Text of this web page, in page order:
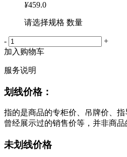
¥459.0
请选择规格 数量
-
+
加入购物车
服务说明
划线价格：
指的是商品的专柜价、吊牌价、
曾经展示过的销售价等，并非商品
未划线价格